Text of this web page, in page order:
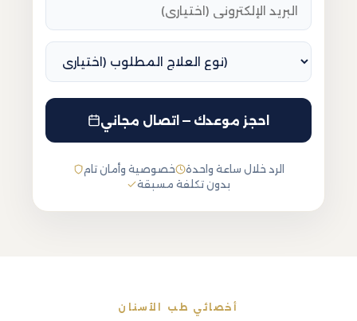
احجز موعدك — اتصال مجاني
خصوصية وأمان تام
الرد خلال ساعة واحدة
بدون تكلفة مسبقة
أخصائي طب الأسنان